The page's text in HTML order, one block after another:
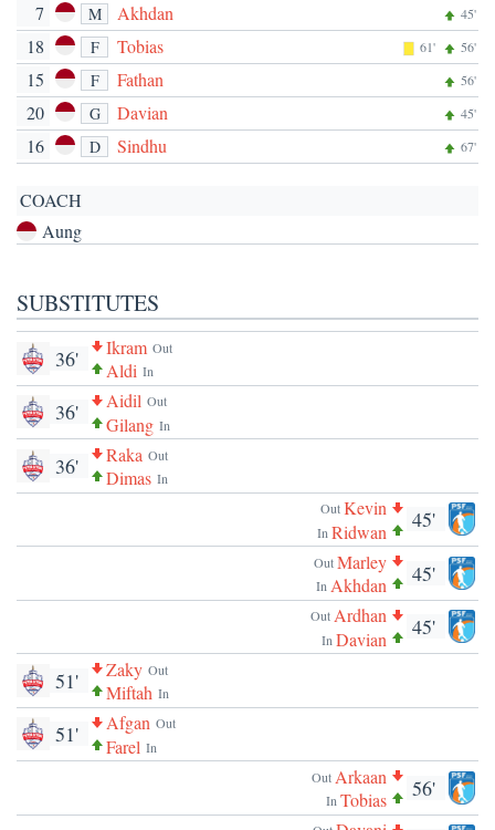
7 M Akhdan 45'
18 F Tobias 61' 56'
15 F Fathan 56'
20 G Davian 45'
16 D Sindhu 67'
COACH
Aung
SUBSTITUTES
Out
Ikram
In
Aldi
36'
Out
Aidil
In
Gilang
36'
Out
Raka
In
Dimas
36'
45'
OutKevin
In Ridwan
45'
OutMarley
In Akhdan
45'
OutArdhan
In Davian
Out
Zaky
In
Miftah
51'
Out
Afgan
In
Farel
51'
56'
Out Arkaan
In Tobias